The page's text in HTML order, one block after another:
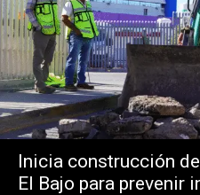
Inicia construcción
El Bajo para prevenir